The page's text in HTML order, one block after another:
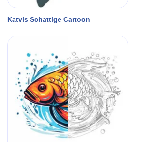
Katvis Schattige Cartoon